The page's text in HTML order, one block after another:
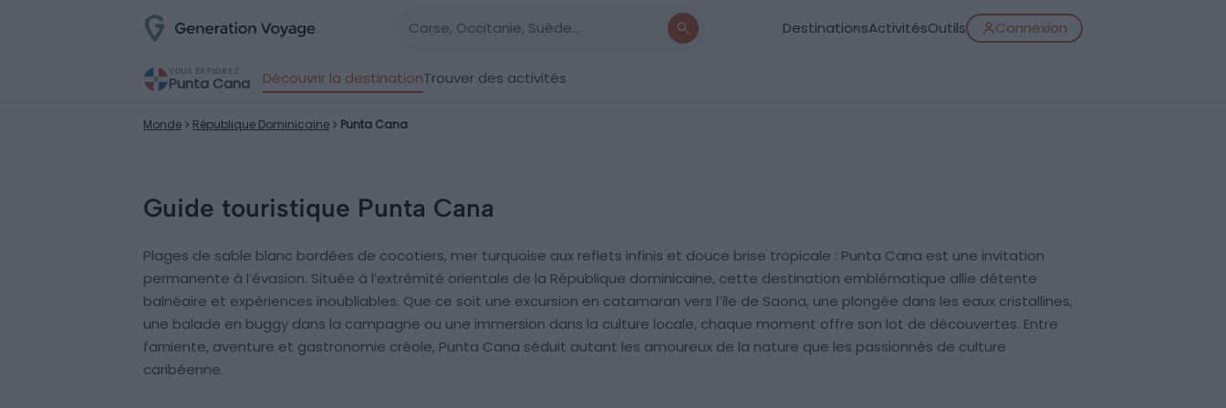
DestinationsActivitésOutils Connexion
VOUS EXPLOREZ
Punta Cana Découvrir la destinationTrouver des activités
Monde République Dominicaine Punta Cana
Guide touristique Punta Cana
Plages de sable blanc bordées de cocotiers, mer turquoise aux reflets infinis et douce brise tropicale : Punta Cana est une invitation
permanente à l’évasion. Située à l’extrémité orientale de la République dominicaine, cette destination emblématique allie détente
balnéaire et expériences inoubliables. Que ce soit une excursion en catamaran vers l’île de Saona, une plongée dans les eaux cristallines,
une balade en buggy dans la campagne ou une immersion dans la culture locale, chaque moment offre son lot de découvertes. Entre
farniente, aventure et gastronomie créole, Punta Cana séduit autant les amoureux de la nature que les passionnés de culture
caribéenne.